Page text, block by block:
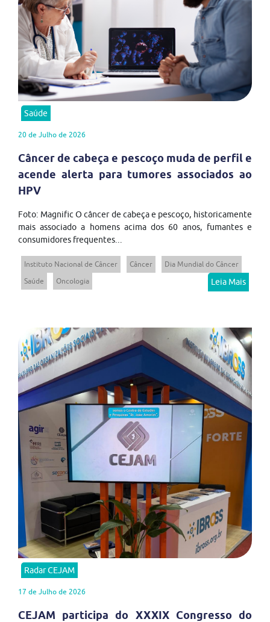
Saúde
20 de Julho de 2026
Câncer de cabeça e pescoço muda de perfil e
acende alerta para tumores associados ao
HPV
Foto: Magnific O câncer de cabeça e pescoço, historicamente
mais associado a homens acima dos 60 anos, fumantes e
consumidores frequentes...
Instituto Nacional de Câncer Câncer
Dia Mundial do Câncer
Saúde
Oncologia Leia Mais
Radar CEJAM
17 de Julho de 2026
CEJAM participa do XXXIX Congresso do